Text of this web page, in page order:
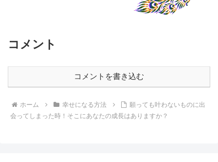
コメント
コメントを書き込む
ホーム 幸せになる方法
願っても叶わないものに出
会ってしまった時！そこにあなたの成長はありますか？